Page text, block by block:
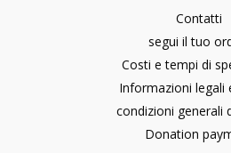
Contatti
segui il tuo
Costi e tempi di
Informazioni legali
condizioni generali
Donation